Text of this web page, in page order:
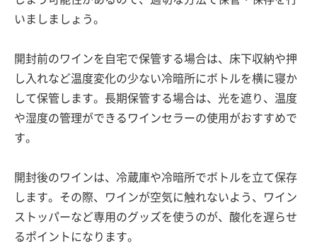
いましましょう。
開封前のワインを自宅で保管する場合は、床下収納や押
し入れなど温度変化の少ない冷暗所にボトルを横に寝か
して保管します。長期保管する場合は、光を遮り、温度
や湿度の管理ができるワインセラーの使用がおすすめで
す。
開封後のワインは、冷蔵庫や冷暗所でボトルを立て保存
します。その際、ワインが空気に触れないよう、ワイン
ストッパーなど専用のグッズを使うのが、酸化を遅らせ
るポイントになります。